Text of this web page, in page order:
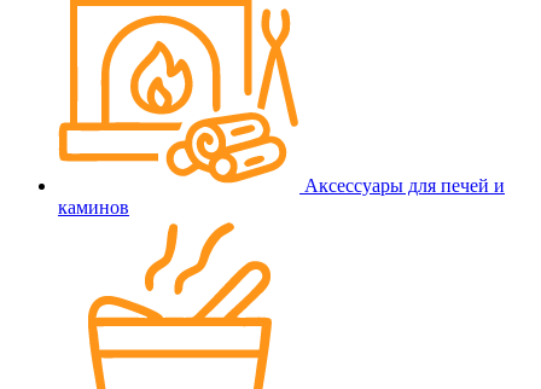
Аксессуары для печей и
каминов